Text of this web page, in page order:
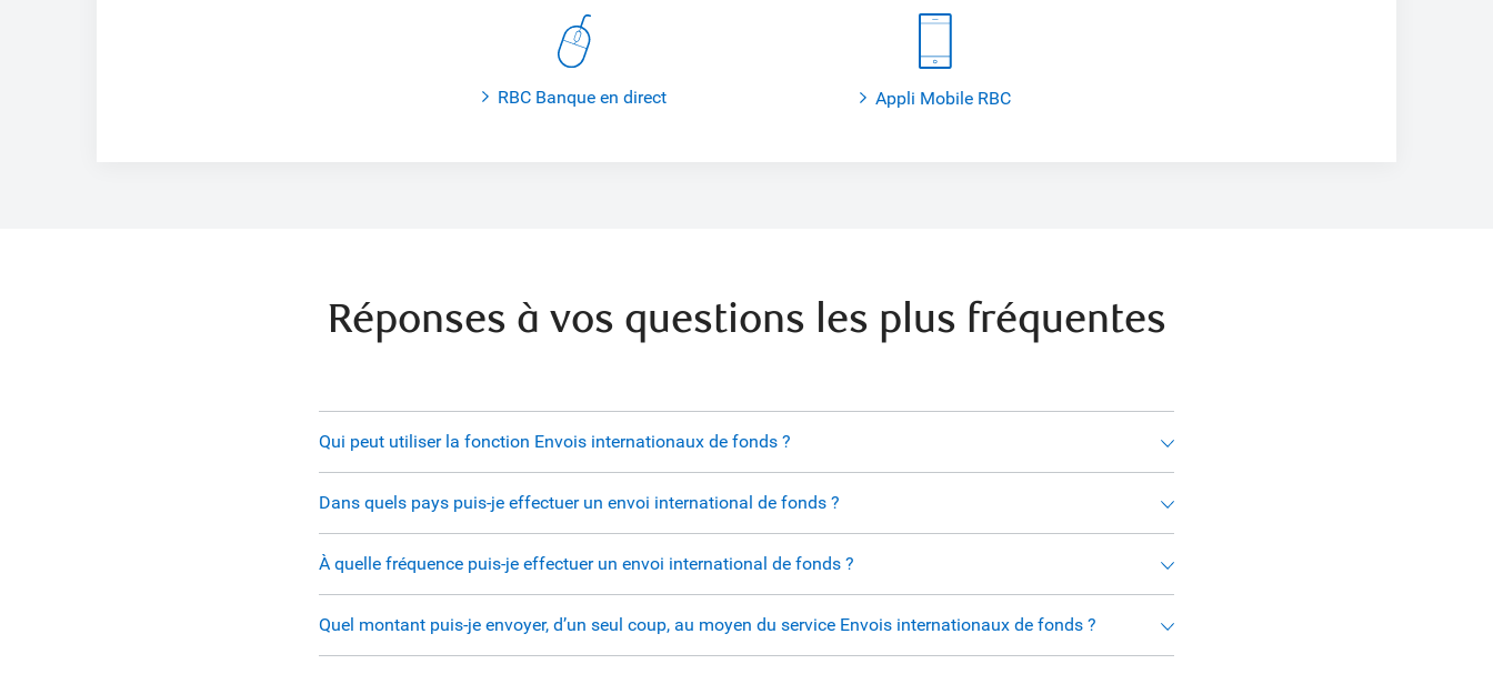
RBC Banque en direct Appli Mobile RBC
Réponses à vos questions les plus fréquentes
Qui peut utiliser la fonction Envois internationaux de fonds ?
Dans quels pays puis-je effectuer un envoi international de fonds ?
À quelle fréquence puis-je effectuer un envoi international de fonds ?
Quel montant puis-je envoyer, d’un seul coup, au moyen du service Envois internationaux de fonds ?